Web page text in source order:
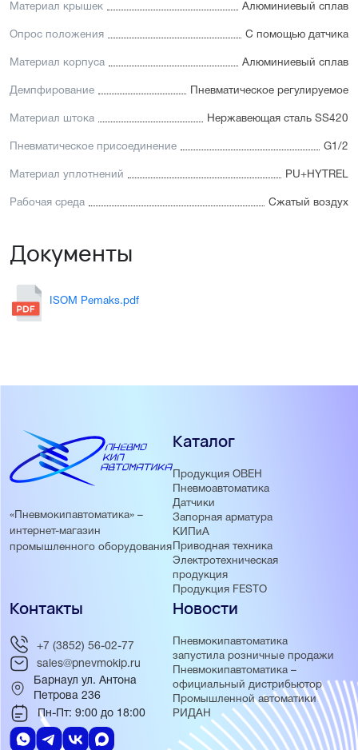
Материал крышек Алюминиевый сплав
Опрос положения С помощью датчика
Материал корпуса Алюминиевый сплав
Демпфирование Пневматическое регулируемое
Материал штока Нержавеющая сталь SS420
Пневматическое присоединение G1/2
Материал уплотнений PU+HYTREL
Рабочая среда Сжатый воздух
Документы
ISOM Pemaks.pdf
«Пневмокипавтоматика» –
интернет-магазин
промышленного оборудования
Каталог
Продукция ОВЕН
Пневмоавтоматика
Датчики
Запорная арматура
КИПиА
Приводная техника
Электротехническая
продукция
Продукция FESTO
Новости
Пневмокипавтоматика
запустила розничные продажи
Пневмокипавтоматика –
официальный дистрибьютор
Промышленной автоматики
РИДАН
Контакты
+7 (3852) 56-02-77
sales@pnevmokip.ru
Барнаул ул. Антона
Петрова 236
Пн-Пт: 9:00 до 18:00